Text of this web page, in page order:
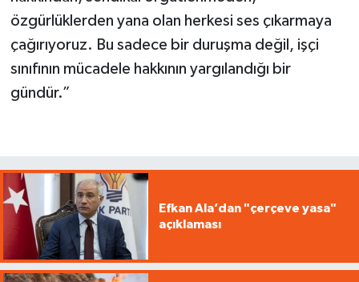
özgürlüklerden yana olan herkesi ses çıkarmaya
çağırıyoruz. Bu sadece bir duruşma değil, işçi
sınıfının mücadele hakkının yargılandığı bir
gündür.”
Efkan Ala’dan "çerçeve yasa"
açıklaması